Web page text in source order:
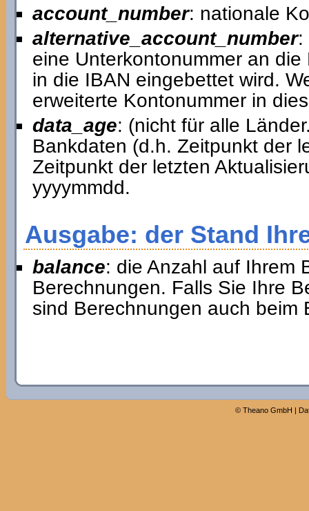
account_number: nationale
alternative_account_number:
eine Unterkontonummer an
in die IBAN eingebettet wird.
erweiterte Kontonummer in
data_age: (nicht für alle
Bankdaten (d.h. Zeitpunkt der
Zeitpunkt der letzten
yyyymmdd.
Ausgabe: der Stand
balance: die Anzahl auf Ihrem
Berechnungen. Falls Sie Ihre
sind Berechnungen auch beim
© Theano GmbH |